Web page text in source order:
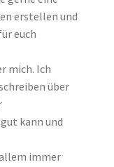
erstellen und
euch
mich. Ich
über
kann und
immer